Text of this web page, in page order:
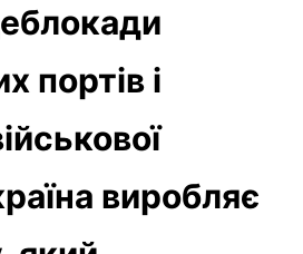
портів і
виробляє